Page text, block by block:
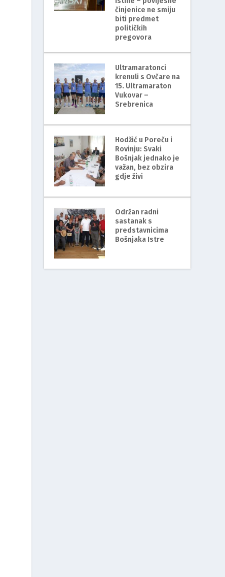
činjenice ne smiju
biti predmet
političkih
pregovora
Ultramaratonci
krenuli s Ovčare na
15. Ultramaraton
Vukovar –
Srebrenica
Hodžić u Poreču i
Rovinju: Svaki
Bošnjak jednako je
važan, bez obzira
gdje živi
Održan radni
sastanak s
predstavnicima
Bošnjaka Istre